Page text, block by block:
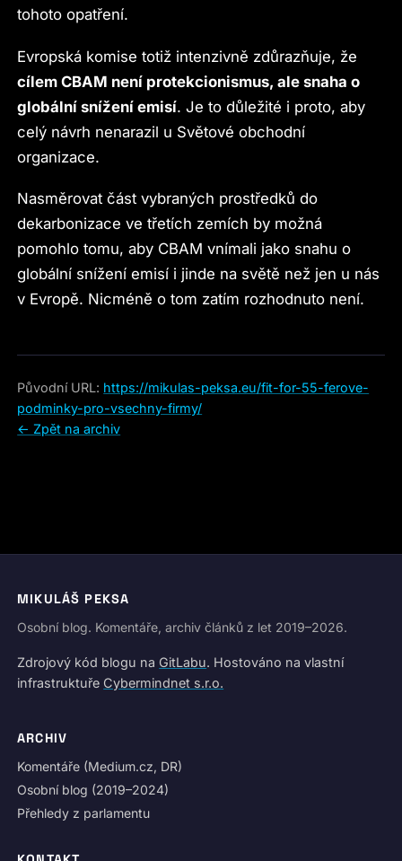
tohoto opatření.
Evropská komise totiž intenzivně zdůrazňuje, že
cílem CBAM není protekcionismus, ale snaha o
globální snížení emisí. Je to důležité i proto, aby
celý návrh nenarazil u Světové obchodní
organizace.
Nasměrovat část vybraných prostředků do
dekarbonizace ve třetích zemích by možná
pomohlo tomu, aby CBAM vnímali jako snahu o
globální snížení emisí i jinde na světě než jen u nás
v Evropě. Nicméně o tom zatím rozhodnuto není.
Původní URL: https://mikulas-peksa.eu/fit-for-55-ferove-
podminky-pro-vsechny-firmy/
← Zpět na archiv
MIKULÁŠ PEKSA
Osobní blog. Komentáře, archiv článků z let 2019–2026.
Zdrojový kód blogu na GitLabu. Hostováno na vlastní
infrastruktuře Cybermindnet s.r.o.
ARCHIV
Komentáře (Medium.cz, DR)
Osobní blog (2019–2024)
Přehledy z parlamentu